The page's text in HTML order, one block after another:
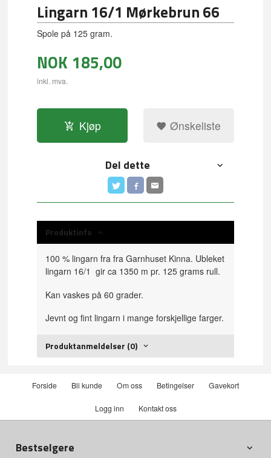
Lingarn 16/1 Mørkebrun 66
Spole på 125 gram.
NOK 185,00
inkl. mva.
Kjøp Ønskeliste
Del dette
Produktinfo
100 % lingarn fra fra Garnhuset Kinna. Ubleket
lingarn 16/1 gir ca 1350 m pr. 125 grams rull.
Kan vaskes på 60 grader.
Jevnt og fint lingarn i mange forskjellige farger.
Produktanmeldelser (0)
Forside Bli kunde Om oss Betingelser Gavekort
Logg inn Kontakt oss
Bestselgere